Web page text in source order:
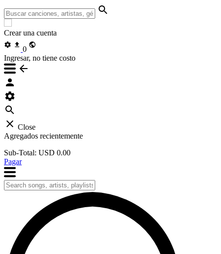
Crear una cuenta
0
Ingresar, no tiene costo
Close
Agregados recientemente
Sub-Total: USD 0.00
Pagar